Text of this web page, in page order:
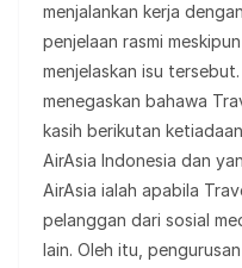
menjalankan kerja
penjelaan rasmi
menjelaskan isu
menegaskan bahawa
kasih berikutan
AirAsia Indonesia dan
AirAsia ialah apabila
pelanggan dari sosial
lain. Oleh itu,